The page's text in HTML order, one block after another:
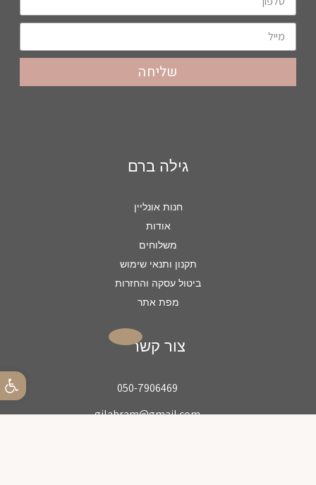
שליחה
גילה ברם
חנות אונליין
אודות
משלוחים
תקנון ותנאי שימוש
ביטול עסקה והחזרות
מפת אתר
צור קשר
050-7906469
gilabram@gmail.com
פתח